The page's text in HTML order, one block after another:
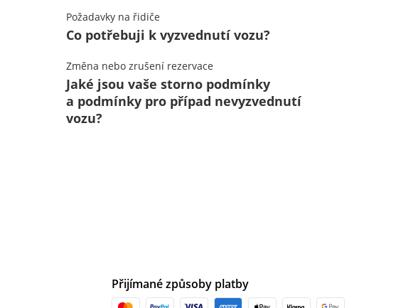
Požadavky na řidiče
Co potřebuji k vyzvednutí vozu?
Změna nebo zrušení rezervace
Jaké jsou vaše storno podmínky
a podmínky pro případ nevyzvednutí
vozu?
Přijímané způsoby platby